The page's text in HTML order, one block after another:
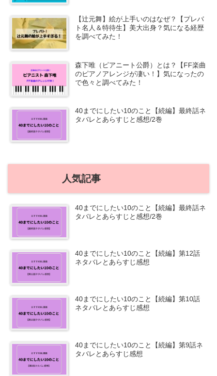
【辻元舞】絵が上手いのはなぜ？【プレバ
ト名人＆特待生】美大出身？気になる経歴
を調べてみた！
森下唯（ピアニート公爵）とは？【FF楽曲
のピアノアレンジが凄い！】気になったの
で色々と調べてみた！
40までにしたい10のこと【続編】最終話ネ
タバレとあらすじと感想/2巻
人気記事
40までにしたい10のこと【続編】最終話ネ
タバレとあらすじと感想/2巻
40までにしたい10のこと【続編】第12話
ネタバレとあらすじ感想
40までにしたい10のこと【続編】第10話
ネタバレとあらすじ感想
40までにしたい10のこと【続編】第9話ネ
タバレとあらすじ感想